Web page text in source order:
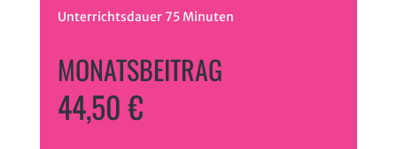
Unterrichtsdauer 75 Minuten
MONATSBEITRAG
44,50 €